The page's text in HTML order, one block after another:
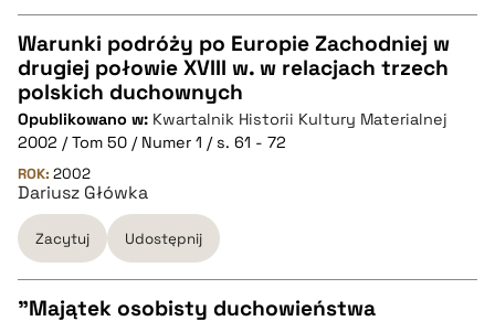
pobierz cytat
CZYSTY TEKST
pobierz cytat
BIBTEX
pobierz cytat
Warunki podróży po Europie Zachodniej w
drugiej połowie XVIII w. w relacjach trzech
polskich duchownych
Opublikowano w: Kwartalnik Historii Kultury Materialnej
2002 / Tom 50 / Numer 1 / s. 61 - 72
ROK: 2002
Dariusz Główka
Zacytuj Udostępnij
"Majątek osobisty duchowieństwa